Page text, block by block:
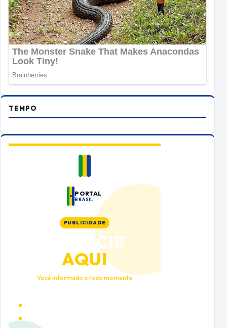
TEMPO
PORTAL
BRASIL
PUBLICIDADE
ANUNCIE
AQUI
Você informado a todo momento